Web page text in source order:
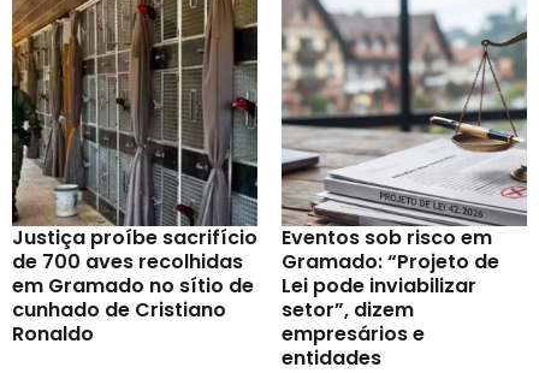
Justiça proíbe sacrifício
de 700 aves recolhidas
em Gramado no sítio de
cunhado de Cristiano
Ronaldo
Eventos sob risco em
Gramado: “Projeto de
Lei pode inviabilizar
setor”, dizem
empresários e
entidades